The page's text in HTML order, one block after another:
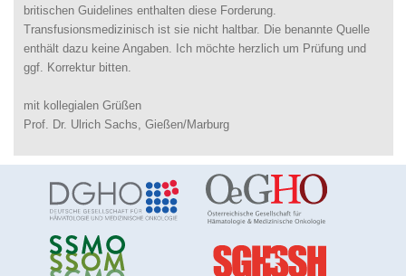
britischen Guidelines enthalten diese Forderung.
Transfusionsmedizinisch ist sie nicht haltbar. Die benannte Quelle
enthält dazu keine Angaben. Ich möchte herzlich um Prüfung und
ggf. Korrektur bitten.
mit kollegialen Grüßen
Prof. Dr. Ulrich Sachs, Gießen/Marburg